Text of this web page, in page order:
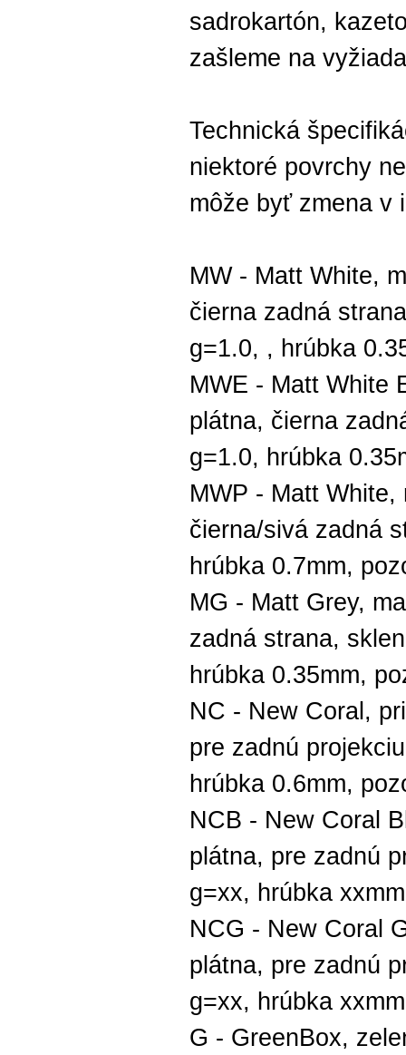
sadrokartón,
zašleme na
Technická
niektoré povrchy
môže byť zmena v
MW - Matt White,
čierna zadná
g=1.0, , hrúbka
MWE - Matt White
plátna, čierna
g=1.0, hrúbka
MWP - Matt
čierna/sivá zadná
hrúbka 0.7mm,
MG - Matt Grey,
zadná strana,
hrúbka 0.35mm,
NC - New Coral,
pre zadnú
hrúbka 0.6mm,
NCB - New Coral
plátna, pre zadnú
g=xx, hrúbka
NCG - New Coral
plátna, pre zadnú
g=xx, hrúbka
G - GreenBox,